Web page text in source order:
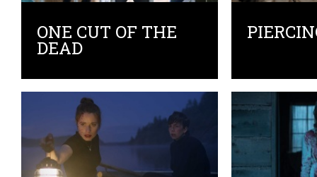
ONE CUT OF THE
DEAD